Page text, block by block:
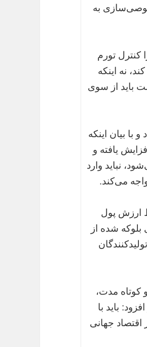
به
کنترل تورم
نه اینکه
باید از سوی
با بیان اینکه
یافته و
نباید وارد
می‌کند.
ارزش پول
بلوکه شده از
کوتاه مدت،
باید با
جهانی